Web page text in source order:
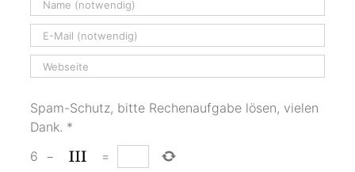
Spam-Schutz, bitte Rechenaufgabe lösen, vielen
Dank. *
6 − =